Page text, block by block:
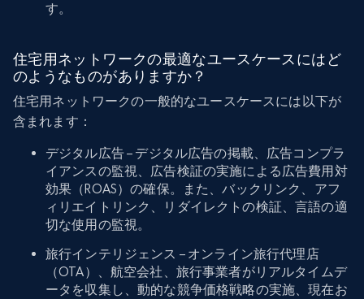
す。
住宅用ネットワークの最適なユースケースにはど
のようなものがありますか？
住宅用ネットワークの一般的なユースケースには以下が
含まれます：
デジタル広告 – デジタル広告の掲載、広告コンプラ
イアンスの監視、広告検証の実施による広告費用対
効果（ROAS）の確保。また、バックリンク、アフ
ィリエイトリンク、リダイレクトの検証、言語の適
切な使用の監視。
旅行インテリジェンス – オンライン旅行代理店
（OTA）、航空会社、旅行事業者がリアルタイムデ
ータを収集し、動的な競争価格戦略の実施、現在お